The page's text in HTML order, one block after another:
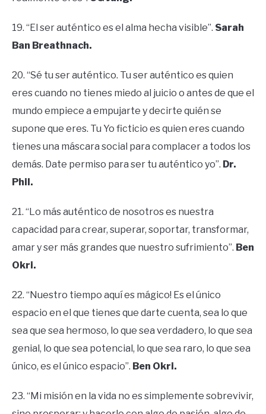
19. “El ser auténtico es el alma hecha visible”. Sarah
Ban Breathnach.
20. “Sé tu ser auténtico. Tu ser auténtico es quien
eres cuando no tienes miedo al juicio o antes de que el
mundo empiece a empujarte y decirte quién se
supone que eres. Tu Yo ficticio es quien eres cuando
tienes una máscara social para complacer a todos los
demás. Date permiso para ser tu auténtico yo”. Dr.
Phil.
21. “Lo más auténtico de nosotros es nuestra
capacidad para crear, superar, soportar, transformar,
amar y ser más grandes que nuestro sufrimiento”. Ben
Okri.
22. “Nuestro tiempo aquí es mágico! Es el único
espacio en el que tienes que darte cuenta, sea lo que
sea que sea hermoso, lo que sea verdadero, lo que sea
genial, lo que sea potencial, lo que sea raro, lo que sea
único, es el único espacio”. Ben Okri.
23. “Mi misión en la vida no es simplemente sobrevivir,